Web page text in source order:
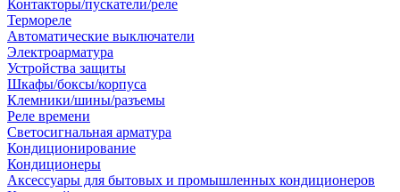
Контакторы/пускатели/реле
Термореле
Автоматические выключатели
Электроарматура
Устройства защиты
Шкафы/боксы/корпуса
Клемники/шины/разъемы
Реле времени
Светосигнальная арматура
Кондиционирование
Кондиционеры
Аксессуары для бытовых и промышленных кондиционеров